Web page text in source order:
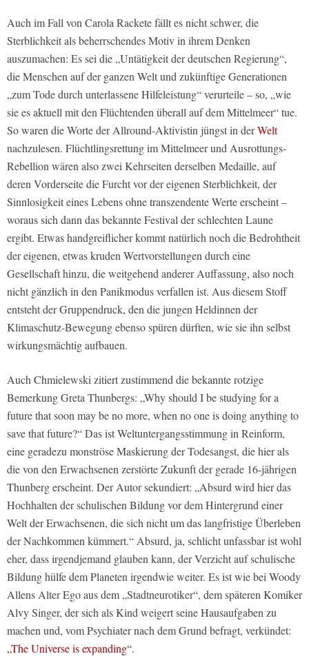
Auch im Fall von Carola Rackete fällt es nicht schwer, die
Sterblichkeit als beherrschendes Motiv in ihrem Denken
auszumachen: Es sei die „Untätigkeit der deutschen Regierung“,
die Menschen auf der ganzen Welt und zukünftige Generationen
„zum Tode durch unterlassene Hilfeleistung“ verurteile – so, „wie
sie es aktuell mit den Flüchtenden überall auf dem Mittelmeer“ tue.
So waren die Worte der Allround-Aktivistin jüngst in derWelt
nachzulesen. Flüchtlingsrettung im Mittelmeer und Ausrottungs-
Rebellion wären also zwei Kehrseiten derselben Medaille, auf
deren Vorderseite die Furcht vor der eigenen Sterblichkeit, der
Sinnlosigkeit eines Lebens ohne transzendente Werte erscheint –
woraus sich dann das bekannte Festival der schlechten Laune
ergibt. Etwas handgreiflicher kommt natürlich noch die Bedrohtheit
der eigenen, etwas kruden Wertvorstellungen durch eine
Gesellschaft hinzu, die weitgehend anderer Auffassung, also noch
nicht gänzlich in den Panikmodus verfallen ist. Aus diesem Stoff
entsteht der Gruppendruck, den die jungen Heldinnen der
Klimaschutz-Bewegung ebenso spüren dürften, wie sie ihn selbst
wirkungsmächtig aufbauen.
Auch Chmielewski zitiert zustimmend die bekannte rotzige
Bemerkung Greta Thunbergs: „Why should I be studying for a
future that soon may be no more, when no one is doing anything to
save that future?“ Das ist Weltuntergangsstimmung in Reinform,
eine geradezu monströse Maskierung der Todesangst, die hier als
die von den Erwachsenen zerstörte Zukunft der gerade 16-jährigen
Thunberg erscheint. Der Autor sekundiert: „Absurd wird hier das
Hochhalten der schulischen Bildung vor dem Hintergrund einer
Welt der Erwachsenen, die sich nicht um das langfristige Überleben
der Nachkommen kümmert.“ Absurd, ja, schlicht unfassbar ist wohl
eher, dass irgendjemand glauben kann, der Verzicht auf schulische
Bildung hülfe dem Planeten irgendwie weiter. Es ist wie bei Woody
Allens Alter Ego aus dem „Stadtneurotiker“, dem späteren Komiker
Alvy Singer, der sich als Kind weigert seine Hausaufgaben zu
machen und, vom Psychiater nach dem Grund befragt, verkündet:
„The Universe is expanding“.